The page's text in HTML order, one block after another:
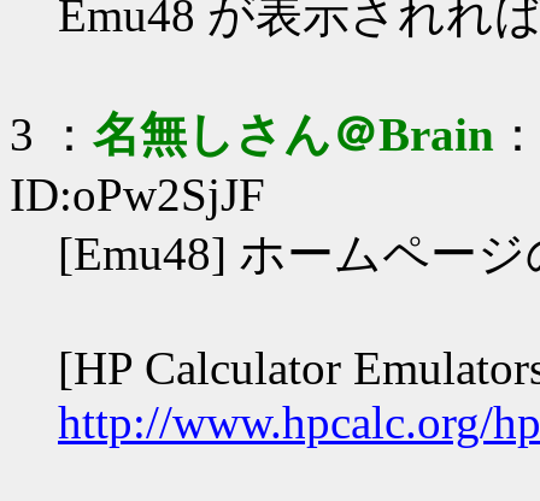
Emu48 が表示されれ
3 ： 名無しさん＠Brain
ID:oPw2SjJF
[Emu48] ホームペー
[HP Calculator
http://www.hpcalc.org/